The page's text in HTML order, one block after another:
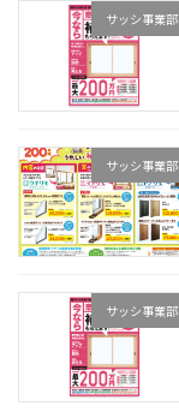
サッシ事業部
サッシ事業部
サッシ事業部